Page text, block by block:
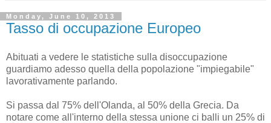
Monday, June 10, 2013
Tasso di occupazione Europeo
Abituati a vedere le statistiche sulla disoccupazione
guardiamo adesso quella della popolazione "impiegabile"
lavorativamente parlando.
Si passa dal 75% dell'Olanda, al 50% della Grecia. Da
notare come all'interno della stessa unione ci balli un 25% di